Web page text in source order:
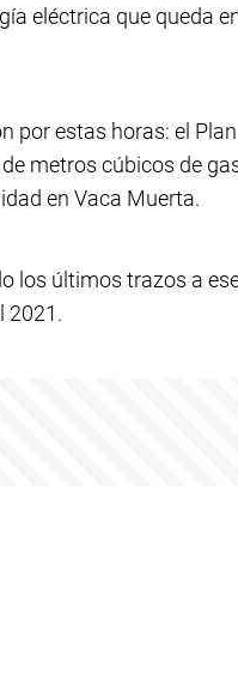
eléctrica que queda
por estas horas: el Plan
metros cúbicos de
en Vaca Muerta.
los últimos trazos a
2021.